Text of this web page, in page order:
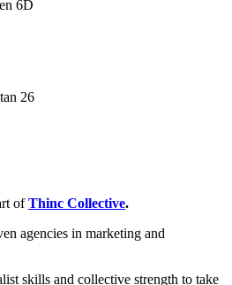
6D
26
ofThinc Collective.
agencies in marketing and
skills and collective strength to take